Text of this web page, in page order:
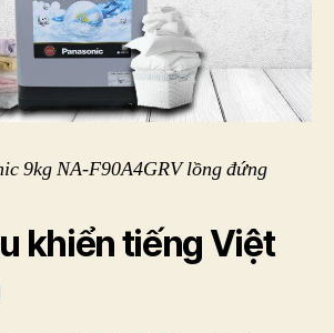
9kg NA-F90A4GRV lồng đứng
khiển tiếng Việt